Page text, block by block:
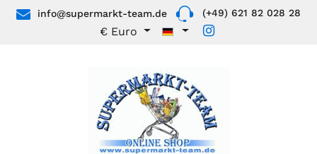
Zum Hauptinhalt springen
info@supermarkt-team.de (+49) 621 82 028 28
€ Euro